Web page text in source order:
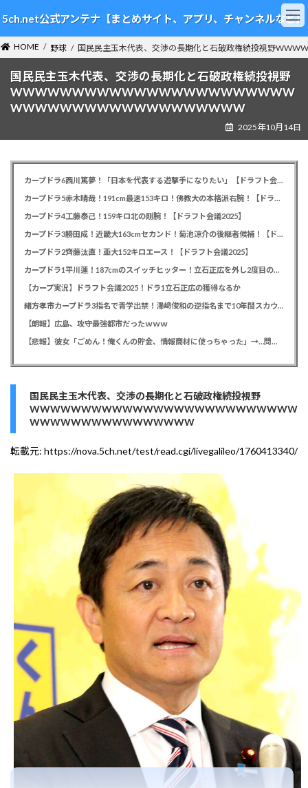
ン
テ
ン
ツ
ビ
ゲ
ー
シ
5ch.net公式アンテナ【まとめサイト、アプリ、チャンネルなど】
HOME 野球 国民民主玉木代表、交渉の長期化と石破政権続投視野
国民民主玉木代表、交渉の長期化と石破政権続投視野
WWWWWWWWWWWWWWWWWWWWWWW
WWWWWWWWWWWWWWWWWWW
2025年10月14日
カープドラ6西川篤夢！「日本を代表する遊撃手になりたい」【ドラフト会議2025】
カープドラ5赤木晴哉！191cm最速153キロ！佛教大の本格派右腕！【ドラフト会議2025】
カープドラ4工藤泰己！159キロ北の剛腕！【ドラフト会議2025】
カープドラ3勝田成！近畿大163cmセカンド！菊池涼介の後継者候補！【ドラフト会議2025】
カープドラ2齊藤汰直！亜大152キロエース！【ドラフト会議2025】
カープドラ1平川蓮！187cmのスイッチヒッター！立石正広を外し2度目の重複も新井監督がクジを引き当てる！【ドラフト会議2025】
【カープ実況】ドラフト会議2025！ドラ1立石正広の獲得なるか
緒方孝市カープドラ3指名で青学出禁！澤﨑俊和の逆指名まで10年間スカウト出禁
【朗報】広島、攻守最強都市だったｗｗｗ
【悲報】彼女「ごめん！俺くんの貯金、情報商材に使っちゃった」→…問い詰めたらギャン泣きされたんだが俺が悪いのか？
国民民主玉木代表、交渉の長期化と石破政権続投視野
WWWWWWWWWWWWWWWWWWWWWWWWWW
WWWWWWWWWWWWWWWW
転載元: https://nova.5ch.net/test/read.cgi/livegalileo/1760413340/